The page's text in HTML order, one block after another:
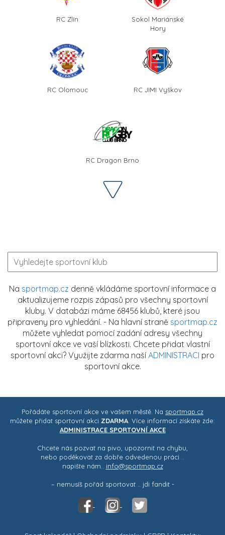
RC Zlín
Sokol Mariánské
Hory
RC Olomouc RC JIMI Vyškov
RC Dragon Brno
Na sportmap.cz denně vkládáme sportovní informace a
aktualizujeme rozpis zápasů pro všechny sportovní
kluby. V databázi máme 68456 klubů, které jsou
připraveny pro vyhledání. - Na hlavní straně sportmap.cz
můžete vyhledat pomocí zadání adresy všechny
sportovní akce ve vaší blízkosti. Chcete přidat vlastní
sportovní akci? Využijte zdarma naší ADMINISTRACI pro
sportovní akce.
Pořádáte sportovní akce ve vašem městě. Na sportmap.cz
můžete přidat sportovní akci ZDARMA . Více informací získáte zde:
ADMINISTRACE SPORTOVNÍ AKCE
Chcete nás pozvat na pivo, upozornit na chybu,
nebo poděkovat za dobře odvedenou práci ..
napište nám.. info@sportmap.cz
– nemusíš pořád sportovat .. jdi fandit -